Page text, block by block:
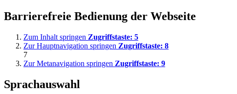
Barrierefreie Bedienung der Webseite
Zum Inhalt springen Zugriffstaste: 5
Zur Hauptnavigation springen Zugriffstaste: 8
7
Zur Metanavigation springen Zugriffstaste: 9
Sprachauswahl